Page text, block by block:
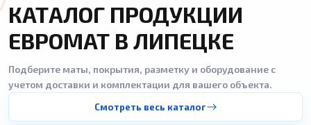
КАТАЛОГ ПРОДУКЦИИ
ЕВРОМАТ В ЛИПЕЦКЕ
Подберите маты, покрытия, разметку и оборудование с
учетом доставки и комплектации для вашего объекта.
Смотреть весь каталог